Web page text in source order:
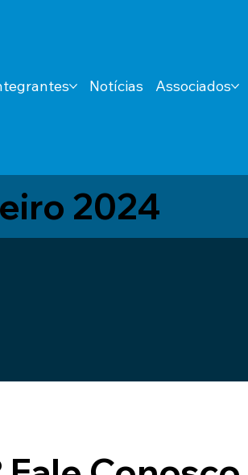
Notícias Associados
2024